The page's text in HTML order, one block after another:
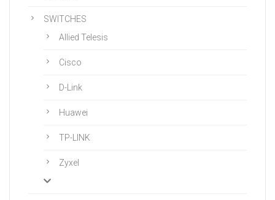
SWITCHES
Allied Telesis
Cisco
D-Link
Huawei
TP-LINK
Zyxel